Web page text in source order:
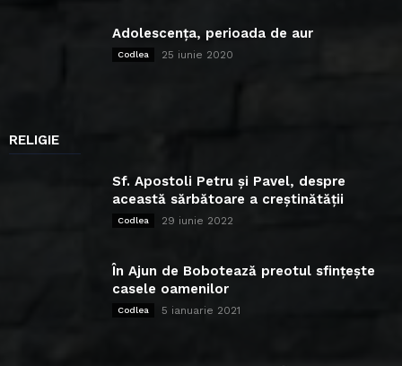
Adolescența, perioada de aur
Codlea 25 iunie 2020
RELIGIE
Sf. Apostoli Petru și Pavel, despre
această sărbătoare a creștinătății
Codlea 29 iunie 2022
În Ajun de Bobotează preotul sfințește
casele oamenilor
Codlea 5 ianuarie 2021